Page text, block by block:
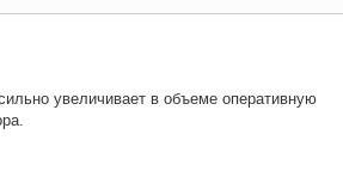
увеличивает в объеме оперативную